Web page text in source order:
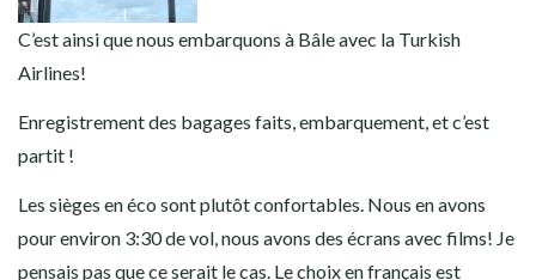
C’est ainsi que nous embarquons à Bâle avec la Turkish
Airlines!
Enregistrement des bagages faits, embarquement, et c’est
partit !
Les sièges en éco sont plutôt confortables. Nous en avons
pour environ 3:30 de vol, nous avons des écrans avec films! Je
pensais pas que ce serait le cas. Le choix en français est